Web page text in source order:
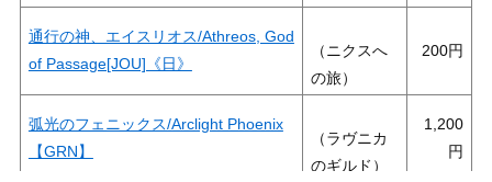
通行の神、エイスリオス/Athreos, God
of Passage[JOU]《日》
（ニクスへ
の旅）
200
弧光のフェニックス/Arclight Phoenix
【GRN】
（ラヴニカ
のギルド）
1,200